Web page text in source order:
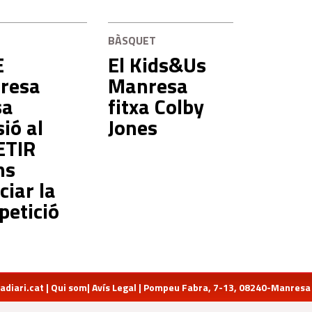
al
la
BÀSQUET
El Kids&Us
Manresa
fitxa Colby
Jones
| Qui som|Avís Legal | Pompeu Fabra, 7-13, 08240-